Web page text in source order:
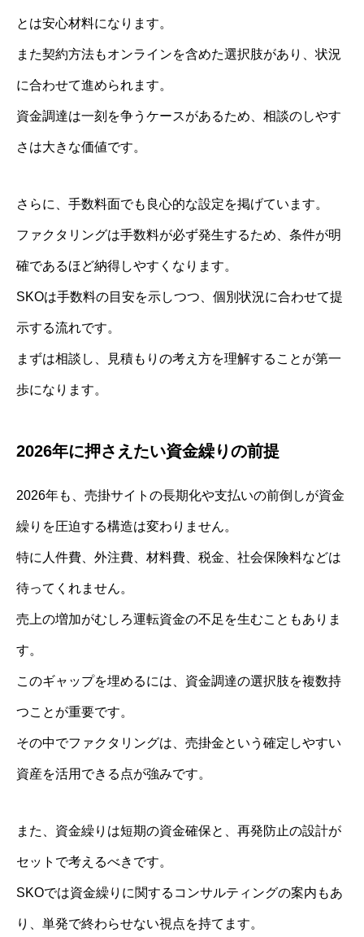
とは安心材料になります。
また契約方法もオンラインを含めた選択肢があり、状況
に合わせて進められます。
資金調達は一刻を争うケースがあるため、相談のしやす
さは大きな価値です。
さらに、手数料面でも良心的な設定を掲げています。
ファクタリングは手数料が必ず発生するため、条件が明
確であるほど納得しやすくなります。
SKOは手数料の目安を示しつつ、個別状況に合わせて提
示する流れです。
まずは相談し、見積もりの考え方を理解することが第一
歩になります。
2026年に押さえたい資金繰りの前提
2026年も、売掛サイトの長期化や支払いの前倒しが資金
繰りを圧迫する構造は変わりません。
特に人件費、外注費、材料費、税金、社会保険料などは
待ってくれません。
売上の増加がむしろ運転資金の不足を生むこともありま
す。
このギャップを埋めるには、資金調達の選択肢を複数持
つことが重要です。
その中でファクタリングは、売掛金という確定しやすい
資産を活用できる点が強みです。
また、資金繰りは短期の資金確保と、再発防止の設計が
セットで考えるべきです。
SKOでは資金繰りに関するコンサルティングの案内もあ
り、単発で終わらせない視点を持てます。